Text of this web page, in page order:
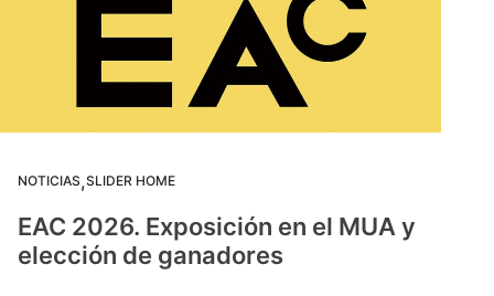
NOTICIAS,SLIDER HOME
EAC 2026. Exposición en el MUA y
elección de ganadores